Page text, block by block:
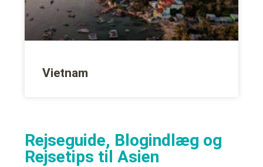
Vietnam
Rejseguide, Blogindlæg og
Rejsetips til Asien